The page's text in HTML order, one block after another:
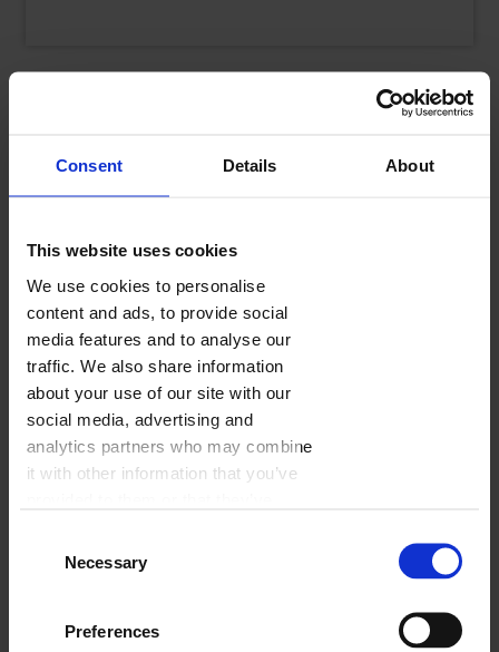
Consent Details About
This website uses cookies
We use cookies to personalise
content and ads, to provide social
media features and to analyse our
traffic. We also share information
about your use of our site with our
social media, advertising and
analytics partners who may combine
it with other information that you’ve
services.
SelectionNecessary
Preferences